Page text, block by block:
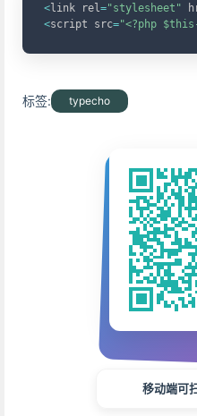
<link rel="stylesheet"
<script src="<?php
标签: typecho
移动端可